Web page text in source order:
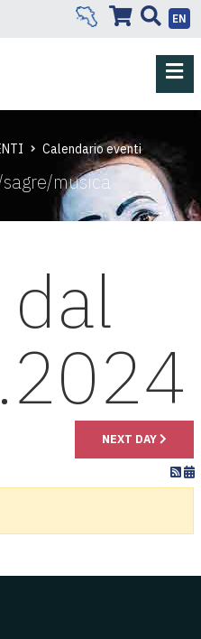
EN
Calendario eventi
musica
NEXT DAY